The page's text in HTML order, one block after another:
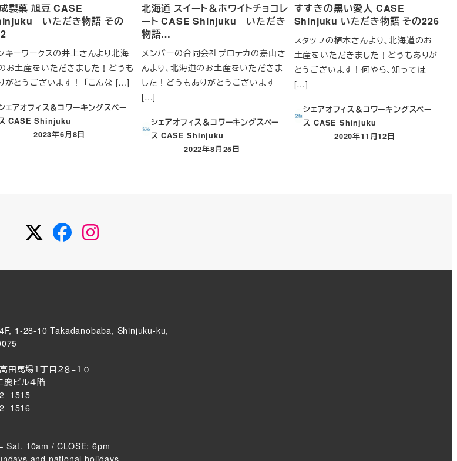
製菓 旭豆 CASE
いただき物語 その
キーワークスの井上さんより北海
お土産をいただきました！どうも
がとうございます！ 「こんな […]
ェアオフィス＆コワーキングスペー
CASE Shinjuku
投稿日
2023年6月8日
北海道 スイート＆ホワイトチョコレ
ート CASE Shinjuku いただき
物語…
メンバーの合同会社プロテカの嘉山さ
んより、北海道のお土産をいただきま
した！どうもありがとうございます
[…]
シェアオフィス＆コワーキングスペー
ス CASE Shinjuku
投稿日
2022年8月25日
すすきの黒い愛人 CASE
Shinjuku いただき物語 その226
スタッフの植木さんより、北海道のお
土産をいただきました！どうもありが
とうございます！何やら、知っては
[…]
シェアオフィス＆コワーキングスペー
ス CASE Shinjuku
投稿日
2020年11月12日
TwitterFacebook
1-28-10 Takadanobaba, Shinjuku-ku,
田馬場１丁目２８−１０
慶ビル４階
Sat. 10am / CLOSE: 6pm